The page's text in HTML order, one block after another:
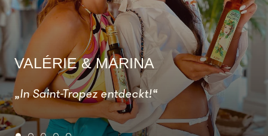
VALÉRIE & MARINA
„In Saint-Tropez entdeckt!“